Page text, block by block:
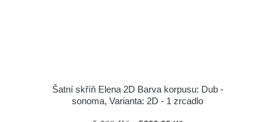
Šatní skříň Elena 2D Barva korpusu: Dub -
sonoma, Varianta: 2D - 1 zrcadlo